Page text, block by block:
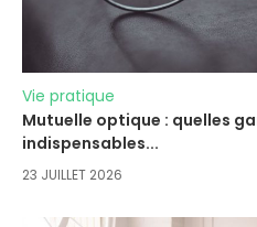
Vie pratique
Mutuelle optique : quelles
indispensables...
23 JUILLET 2026